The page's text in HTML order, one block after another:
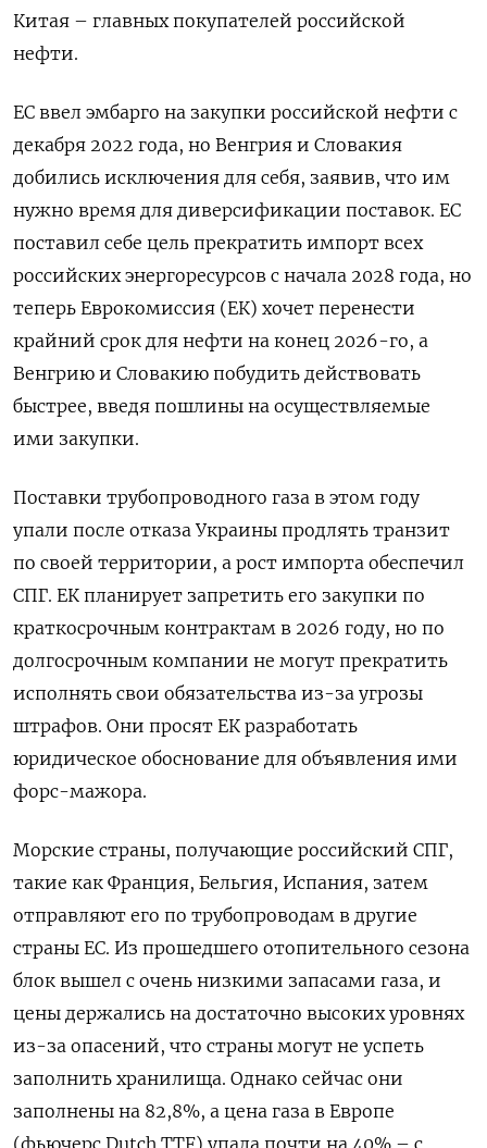
Китая – главных покупателей российской
нефти.
ЕС ввел эмбарго на закупки российской нефти с
декабря 2022 года, но Венгрия и Словакия
добились исключения для себя, заявив, что им
нужно время для диверсификации поставок. ЕС
поставил себе цель прекратить импорт всех
российских энергоресурсов с начала 2028 года, но
теперь Еврокомиссия (ЕК) хочет перенести
крайний срок для нефти на конец 2026-го, а
Венгрию и Словакию побудить действовать
быстрее, введя пошлины на осуществляемые
ими закупки.
Поставки трубопроводного газа в этом году
упали после отказа Украины продлять транзит
по своей территории, а рост импорта обеспечил
СПГ. ЕК планирует запретить его закупки по
краткосрочным контрактам в 2026 году, но по
долгосрочным компании не могут прекратить
исполнять свои обязательства из-за угрозы
штрафов. Они просят ЕК разработать
юридическое обоснование для объявления ими
форс-мажора.
Морские страны, получающие российский СПГ,
такие как Франция, Бельгия, Испания, затем
отправляют его по трубопроводам в другие
страны ЕС. Из прошедшего отопительного сезона
блок вышел с очень низкими запасами газа, и
цены держались на достаточно высоких уровнях
из-за опасений, что страны могут не успеть
заполнить хранилища. Однако сейчас они
заполнены на 82,8%, а цена газа в Европе
(фьючерс Dutch TTF) упала почти на 40% – с